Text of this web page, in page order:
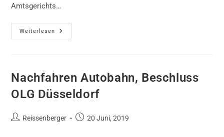
Amtsgerichts…
Weiterlesen
ProViDa
2000,
Nachfahren Autobahn, Beschluss
OLG Düsseldorf
Beitrags-
Reissenberger
Beitrag20 Juni, 2019